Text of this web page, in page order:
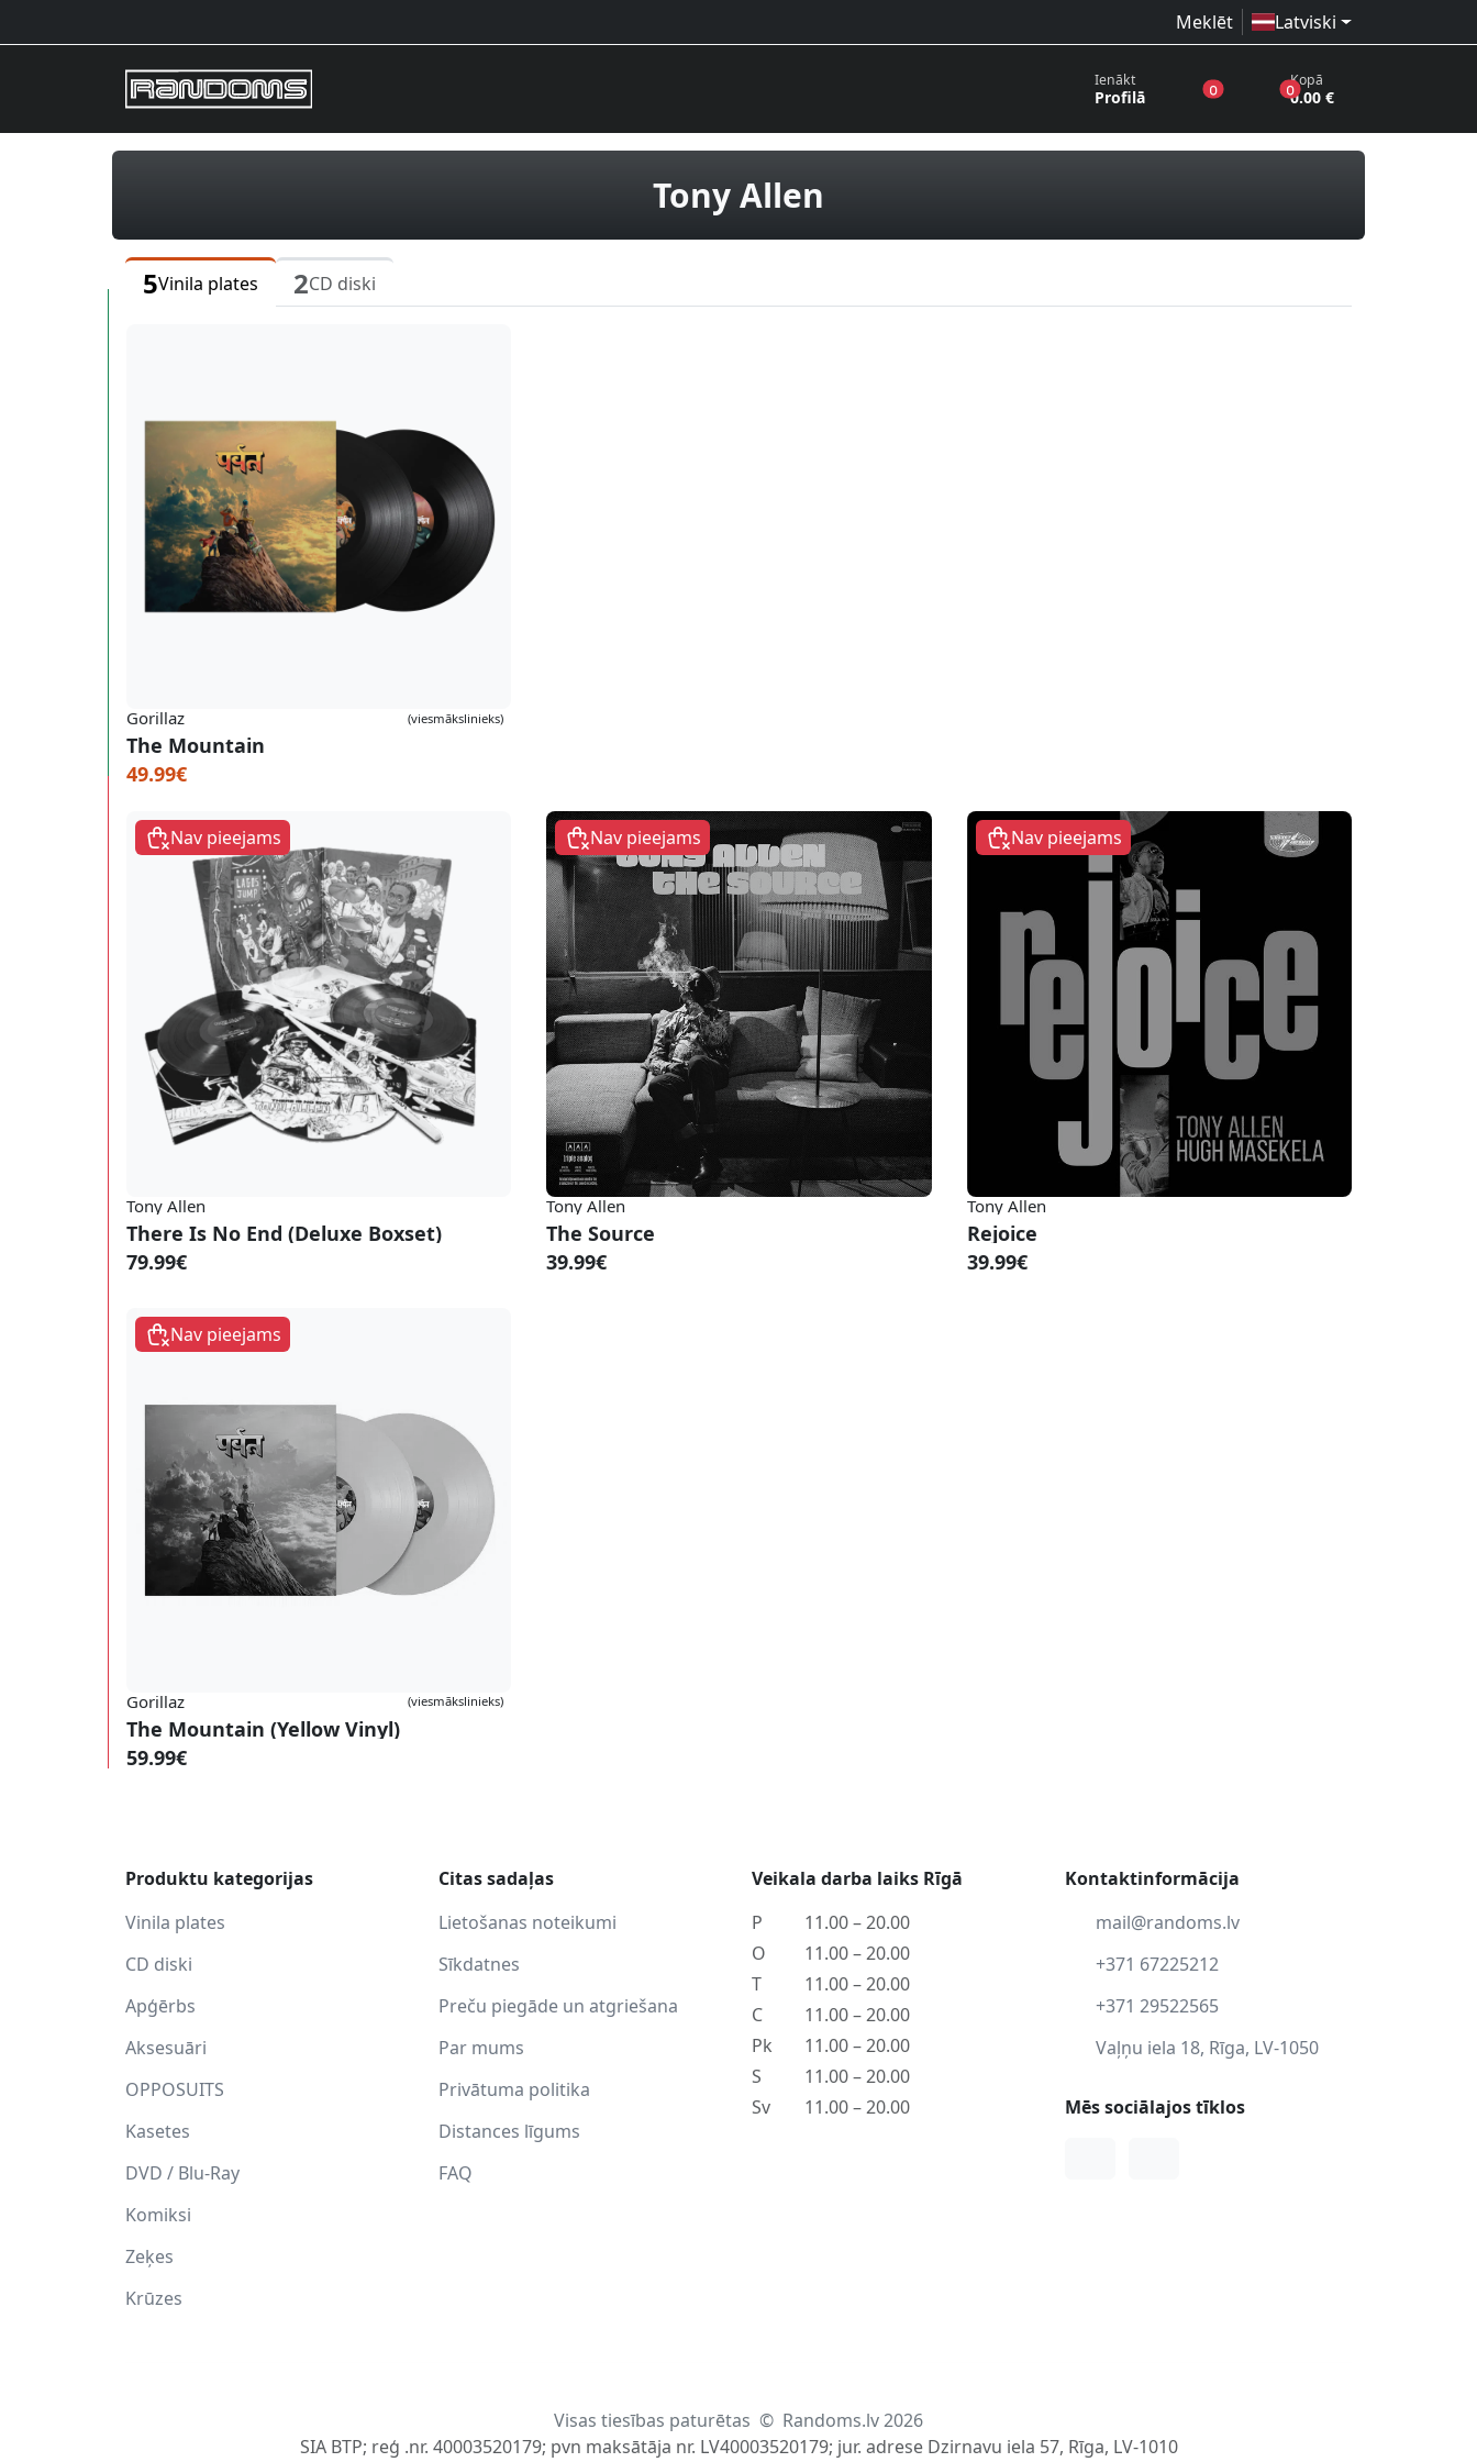
Meklēt Latviski
Ienākt
Profilā 0produkti vēlmju sarakstā
0produkti grozā
Kopā
0.00 €
Tony Allen
5Vinila plates 2CD diski
Gorillaz (viesmākslinieks)
The Mountain
49.99€
Nav pieejams
Tony Allen
There Is No End (Deluxe Boxset)
79.99€
Nav pieejams
Tony Allen
The Source
39.99€
Nav pieejams
Tony Allen
Rejoice
39.99€
Nav pieejams
Gorillaz (viesmākslinieks)
The Mountain (Yellow Vinyl)
59.99€
Produktu kategorijas
Vinila plates
CD diski
Apģērbs
Aksesuāri
OPPOSUITS
Kasetes
DVD / Blu-Ray
Komiksi
Zeķes
Krūzes
Citas sadaļas
Lietošanas noteikumi
Sīkdatnes
Preču piegāde un atgriešana
Par mums
Privātuma politika
Distances līgums
FAQ
Veikala darba laiks Rīgā
P
11.00 – 20.00
O
11.00 – 20.00
T
11.00 – 20.00
C
11.00 – 20.00
Pk
11.00 – 20.00
S
11.00 – 20.00
Sv
11.00 – 20.00
Kontaktinformācija
mail@randoms.lv
+371 67225212
+371 29522565
Vaļņu iela 18, Rīga, LV-1050
Mēs sociālajos tīklos
Visas tiesības paturētas © Randoms.lv 2026
SIA BTP; reģ .nr. 40003520179; pvn maksātāja nr. LV40003520179; jur. adrese Dzirnavu iela 57, Rīga, LV-1010